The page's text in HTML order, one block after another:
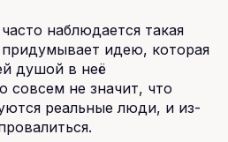
наблюдается такая
придумывает идею, которая
душой в неё
совсем не значит, что
реальные люди, и из-